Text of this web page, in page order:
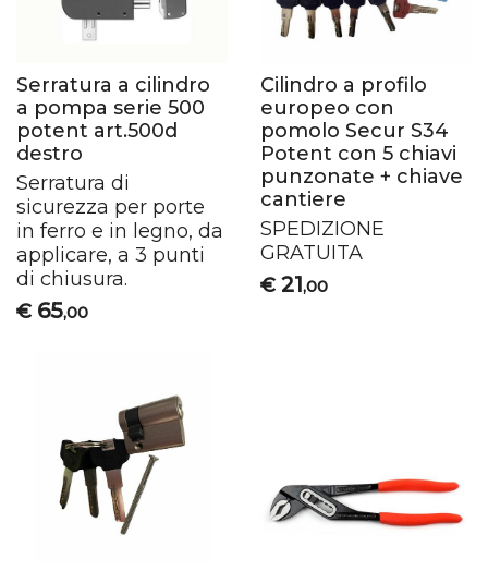
Serratura a cilindro
a pompa serie 500
potent art.500d
destro
Serratura di
sicurezza per porte
in ferro e in legno, da
applicare, a 3 punti
di chiusura.
€ 65,00
Cilindro a profilo
europeo con
pomolo Secur S34
Potent con 5 chiavi
punzonate + chiave
cantiere
SPEDIZIONE
GRATUITA
€ 21,00